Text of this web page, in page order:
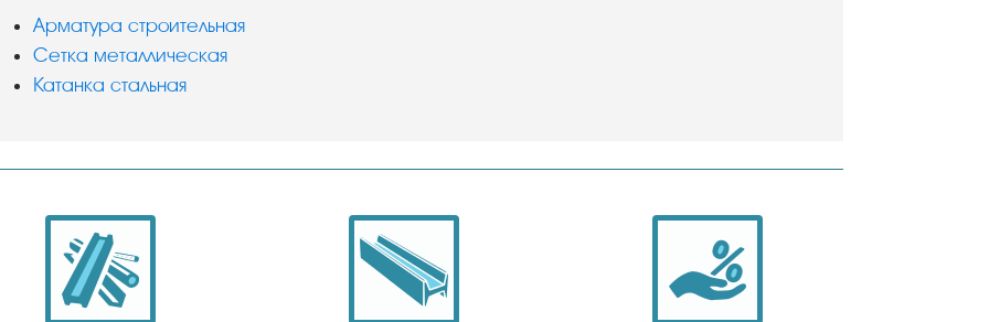
Арматура строительная
Сетка металлическая
Катанка стальная